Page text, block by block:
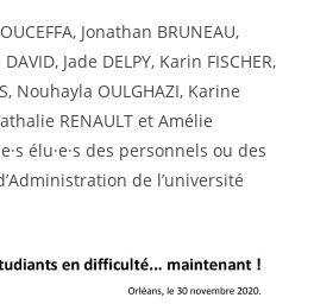
Jonathan BRUNEAU,
Jade DELPY, Karin FISCHER,
Nouhayla OULGHAZI, Karine
RENAULT et Amélie
élu·e·s des personnels ou des
de l’université